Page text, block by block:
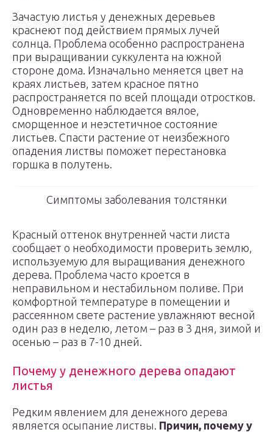
Зачастую листья у денежных деревьев
краснеют под действием прямых лучей
солнца. Проблема особенно распространена
при выращивании суккулента на южной
стороне дома. Изначально меняется цвет на
краях листьев, затем красное пятно
распространяется по всей площади отростков.
Одновременно наблюдается вялое,
сморщенное и неэстетичное состояние
листьев. Спасти растение от неизбежного
опадения листвы поможет перестановка
горшка в полутень.
Симптомы заболевания толстянки
Красный оттенок внутренней части листа
сообщает о необходимости проверить землю,
используемую для выращивания денежного
дерева. Проблема часто кроется в
неправильном и нестабильном поливе. При
комфортной температуре в помещении и
рассеянном свете растение увлажняют весной
один раз в неделю, летом – раз в 3 дня, зимой и
осенью – раз в 7-10 дней.
Почему у денежного дерева опадают
листья
Редким явлением для денежного дерева
является осыпание листвы. Причин, почему у